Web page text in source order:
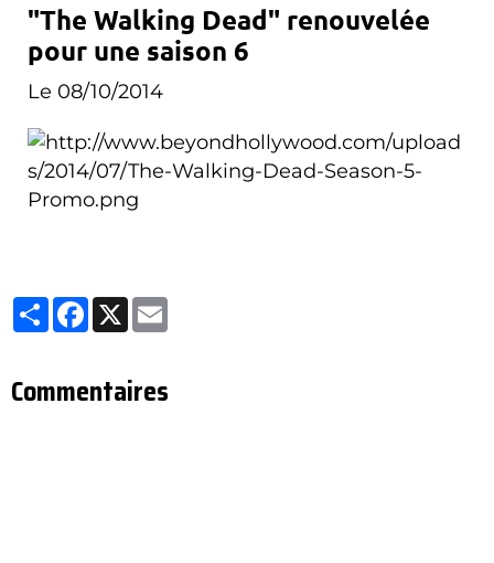
"The Walking Dead" renouvelée
pour une saison 6
Le 08/10/2014
Partager
Facebook
X
Commentaires